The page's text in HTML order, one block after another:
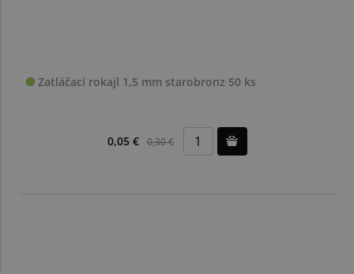
Zatláčací rokajl 1,5 mm starobronz 50 ks
0,05 € 0,30 €